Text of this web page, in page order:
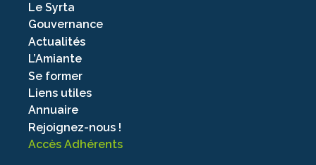
Le Syrta
Gouvernance
Actualités
L’Amiante
Se former
Liens utiles
Annuaire
Rejoignez-nous !
Accès Adhérents